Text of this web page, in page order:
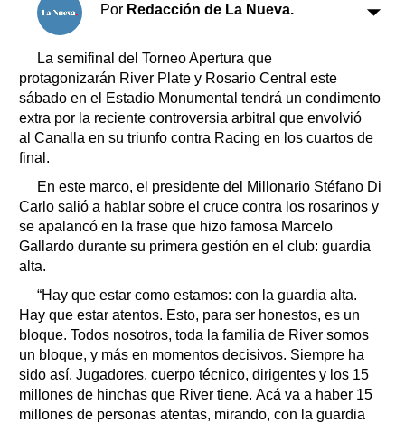
Por Redacción de La Nueva.
La semifinal del Torneo Apertura que
protagonizarán River Plate y Rosario Central este
sábado en el Estadio Monumental tendrá un condimento
extra por la reciente controversia arbitral que envolvió
al Canalla en su triunfo contra Racing en los cuartos de
final.
En este marco, el presidente del Millonario Stéfano Di
Carlo salió a hablar sobre el cruce contra los rosarinos y
se apalancó en la frase que hizo famosa Marcelo
Gallardo durante su primera gestión en el club: guardia
alta.
“Hay que estar como estamos: con la guardia alta.
Hay que estar atentos. Esto, para ser honestos, es un
bloque. Todos nosotros, toda la familia de River somos
un bloque, y más en momentos decisivos. Siempre ha
sido así. Jugadores, cuerpo técnico, dirigentes y los 15
millones de hinchas que River tiene. Acá va a haber 15
millones de personas atentas, mirando, con la guardia